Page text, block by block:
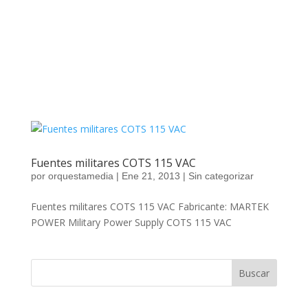
Fuentes militares COTS 115 VAC
por orquestamedia | Ene 21, 2013 | Sin categorizar
Fuentes militares COTS 115 VAC Fabricante: MARTEK
POWER Military Power Supply COTS 115 VAC
Buscar